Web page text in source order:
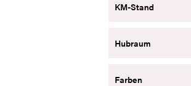
KM-Stand
Hubraum
Farben